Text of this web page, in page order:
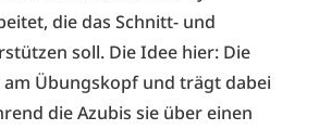
die das Schnitt- und
soll. Die Idee hier: Die
Übungskopf und trägt dabei
die Azubis sie über einen